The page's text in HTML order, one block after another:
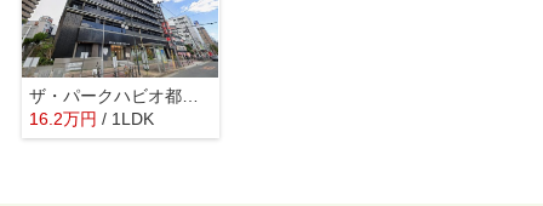
ザ・パークハビオ都島フロント
16.2万円 / 1LDK